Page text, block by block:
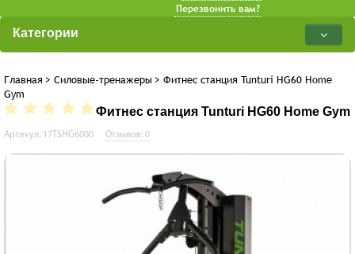
Перезвонить вам?
Категории
Главная > Силовые-тренажеры > Фитнес станция Tunturi HG60 Home
Gym
Фитнес станция Tunturi HG60 Home Gym
Артикул: 17TSHG6000 Отзывов: 0